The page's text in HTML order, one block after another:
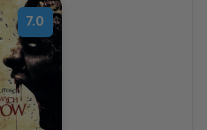
7.0